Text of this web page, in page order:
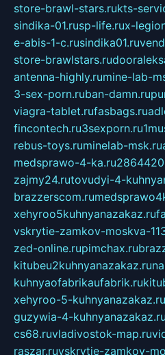
store-brawl-stars.rukts-
sindika-01.rusp-life.rux-
e-abis-1-c.rusindika01.ru
store-brawlstars.ru
antenna-highly.rumine-lab-
3-sex-porn.ruban-damn.ru
viagra-tablet.rufasbags.ru
fincontech.ru3sexporn.ru
rebus-toys.ruminelab-msk.ru
medsprawo-4-ka.ru
zajmy24.rutovudyi-4-
brazzerscom.ru
xehyroo5kuhnyanazakaz.ru
vskrytie-zamkov-moskva-
zed-online.rupimchax.ru
kitubeu2kuhnyanazakaz.ru
kuhnyaofabrikaufabrik.ru
xehyroo-5-kuhnyanazakaz.ru
guzywia-4-kuhnyanazakaz.ru
cs68.ruvladivostok-map.ru
raszar.ruvskrytie-zamkov-